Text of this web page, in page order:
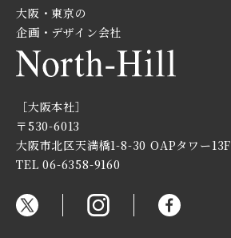
大阪・東京の
企画・デザイン会社
［大阪本社］
〒530-6013
大阪市北区天満橋1-8-30 OAPタワー13F
TEL 06-6358-9160